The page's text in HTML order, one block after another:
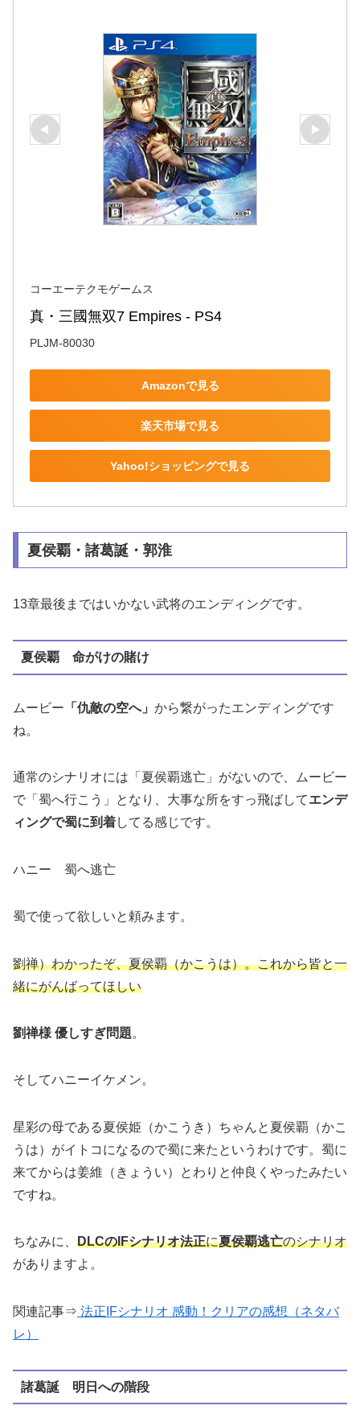
コーエーテクモゲームス
真・三國無双7 Empires - PS4
PLJM-80030
Amazonで見る
楽天市場で見る
Yahoo!ショッピングで見る
夏侯覇・諸葛誕・郭淮
13章最後まではいかない武将のエンディングです。
夏侯覇 命がけの賭け
ムービー 「仇敵の空へ」 から繋がったエンディングです
ね。
通常のシナリオには「夏侯覇逃亡」がないので、ムービー
で「蜀へ行こう」となり、大事な所をすっ飛ばしてエンデ
ィングで蜀に到着してる感じです。
ハニー 蜀へ逃亡
蜀で使って欲しいと頼みます。
劉禅）わかったぞ、夏侯覇（かこうは）。これから皆と一
緒にがんばってほしい
劉禅様 優しすぎ問題。
そしてハニーイケメン。
星彩の母である夏侯姫（かこうき）ちゃんと夏侯覇（かこ
うは）がイトコになるので蜀に来たというわけです。蜀に
来てからは姜維（きょうい）とわりと仲良くやったみたい
ですね。
ちなみに、 DLCのIFシナリオ法正に夏侯覇逃亡のシナリオ
がありますよ。
関連記事⇒ 法正IFシナリオ 感動！クリアの感想（ネタバ
レ）
諸葛誕 明日への階段